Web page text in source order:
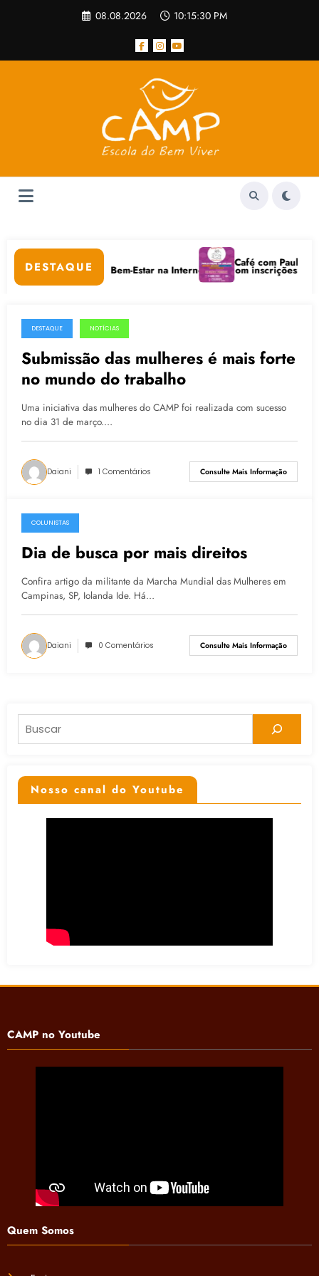
08.08.2026 10:15:30 PM
DESTAQUE
Digitais e Bem-Estar na Internet está com inscrições abertas
Café com Paulo Freire
10.04.2015
DESTAQUE NOTÍCIAS
Submissão das mulheres é mais forte
no mundo do trabalho
Uma iniciativa das mulheres do CAMP foi realizada com sucesso
no dia 31 de março.…
Daiani 1 Comentários Consulte Mais Informação
05.03.2015
COLUNISTAS
Dia de busca por mais direitos
Confira artigo da militante da Marcha Mundial das Mulheres em
Campinas, SP, Iolanda Ide. Há…
Daiani 0 Comentários Consulte Mais Informação
Pesquisar
Nosso canal do Youtube
CAMP no Youtube
Quem Somos